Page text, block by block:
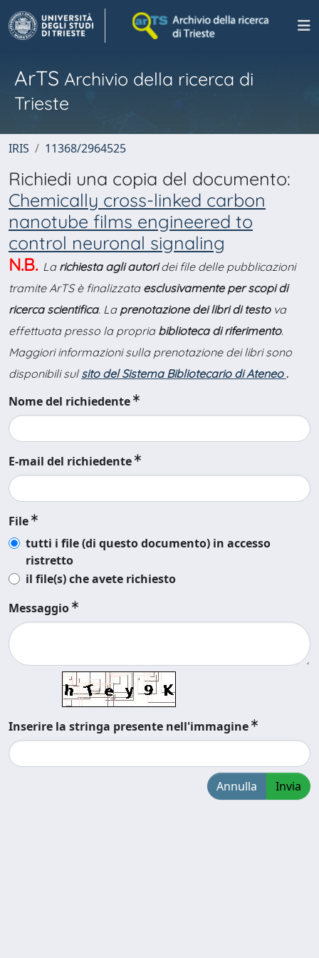
ArTS Archivio della ricerca di
Trieste
IRIS 11368/2964525
Richiedi una copia del documento:
Chemically cross-linked carbon
nanotube films engineered to
control neuronal signaling
N.B. La richiesta agli autoridei file delle pubblicazioni
tramite ArTS è finalizzata esclusivamente per scopi di
ricerca scientifica. La prenotazione dei libri di testova
effettuata presso la propria biblioteca di riferimento.
Maggiori informazioni sulla prenotazione dei libri sono
disponibili sul sito del Sistema Bibliotecario di Ateneo .
Nome del richiedente
E-mail del richiedente
File
tutti i file (di questo documento) in accesso
ristretto
il file(s) che avete richiesto
Messaggio
Inserire la stringa presente nell'immagine
Annulla Invia